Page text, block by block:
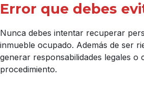
Error que debes
Nunca debes intentar recuperar
inmueble ocupado. Además de ser
generar responsabilidades legales o
procedimiento.